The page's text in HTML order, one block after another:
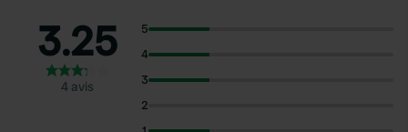
3.25
4 avis
5
4
3
2